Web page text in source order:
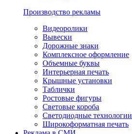
Производство рекламы
Видеоролики
Вывески
Дорожные знаки
Комплексное оформление
Объемные буквы
Интерьерная печать
Крышные установки
Таблички
Ростовые фигуры
Световые короба
Светодиодные технологии
Широкоформатная печать